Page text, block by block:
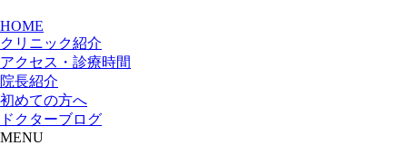
HOME
クリニック紹介
アクセス・診療時間
院長紹介
初めての方へ
ドクターブログ
MENU